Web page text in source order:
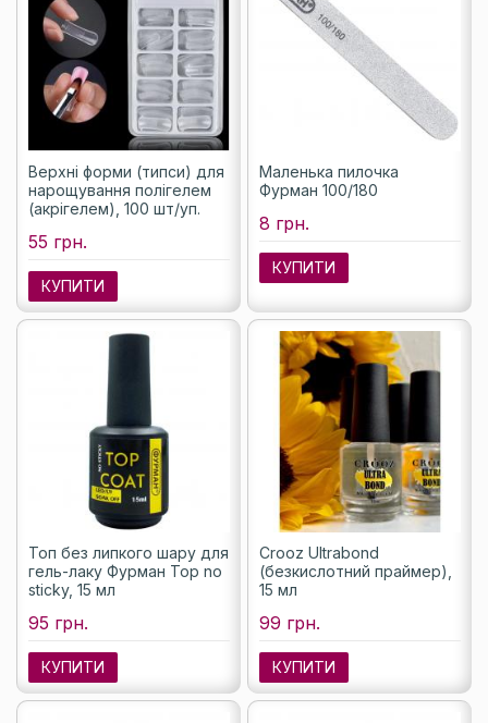
Верхні форми (типси) для
нарощування полігелем
(акрігелем), 100 шт/уп.
55 грн.
КУПИТИ
Маленька пилочка
Фурман 100/180
8 грн.
КУПИТИ
Топ без липкого шару для
гель-лаку Фурман Top no
sticky, 15 мл
95 грн.
КУПИТИ
Crooz Ultrabond
(безкислотний праймер),
15 мл
99 грн.
КУПИТИ